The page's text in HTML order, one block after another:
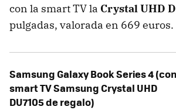
con la smart TV la Crystal UHD
pulgadas, valorada en 669 euros.
Samsung Galaxy Book Series 4 (con
smart TV Samsung Crystal UHD
DU7105 de regalo)